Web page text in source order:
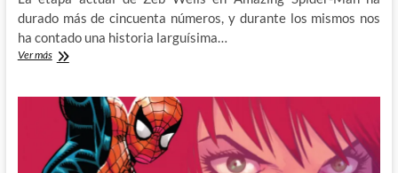
durado más de cincuenta números, y durante los mismos nos
ha contado una historia larguísima…
Ver másPeter
una
cita
nos
sale